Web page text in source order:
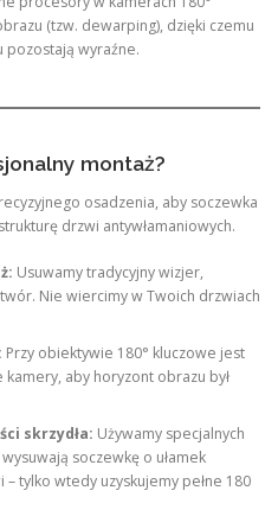
(tzw. dewarping), dzięki czemu
pozostają wyraźne.
montaż?
osadzenia, aby soczewka
drzwi antywłamaniowych.
Usuwamy tradycyjny wizjer,
Nie wiercimy w Twoich drzwiach
Przy obiektywie 180° kluczowe jest
aby horyzont obrazu był
skrzydła: Używamy specjalnych
soczewkę o ułamek
tylko wtedy uzyskujemy pełne 180